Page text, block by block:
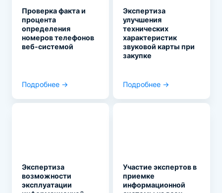
Проверка факта и
процента
определения
номеров телефонов
веб-системой
Подробнее →
Экспертиза
улучшения
технических
характеристик
звуковой карты при
закупке
Подробнее →
Экспертиза
возможности
эксплуатации
Участие экспертов в
приемке
информационной